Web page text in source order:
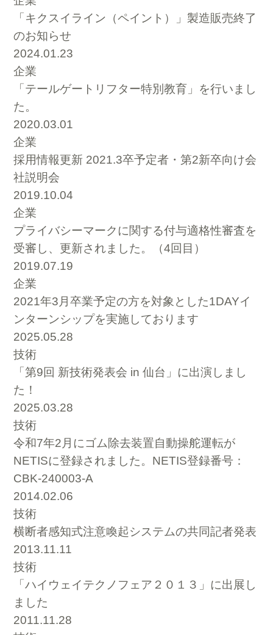
「キクスイライン（ペイント）」製造販売終了
のお知らせ
2024.01.23
企業
「テールゲートリフター特別教育」を行いまし
た。
2020.03.01
企業
採用情報更新 2021.3卒予定者・第2新卒向け会
社説明会
2019.10.04
企業
プライバシーマークに関する付与適格性審査を
受審し、更新されました。（4回目）
2019.07.19
企業
2021年3月卒業予定の方を対象とした1DAYイ
ンターンシップを実施しております
2025.05.28
技術
「第9回 新技術発表会 in 仙台」に出演しまし
た！
2025.03.28
技術
令和7年2月にゴム除去装置自動操舵運転が
NETISに登録されました。NETIS登録番号：
CBK-240003-A
2014.02.06
技術
横断者感知式注意喚起システムの共同記者発表
2013.11.11
技術
「ハイウェイテクノフェア２０１３」に出展し
ました
2011.11.28